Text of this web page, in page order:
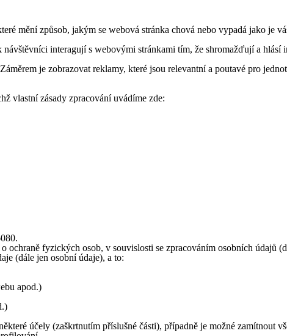
mění způsob, jakým se webová stránka chová nebo vypadá jako je
interagují s webovými stránkami tím, že shromažďují a hlásí
je zobrazovat reklamy, které jsou relevantní a poutavé pro
vlastní zásady zpracování uvádíme zde:
fyzických osob, v souvislosti se zpracováním osobních údajů
(dále jen osobní údaje), a to:
apod.)
účely (zaškrtnutím příslušné části), případně je možné zamítnout